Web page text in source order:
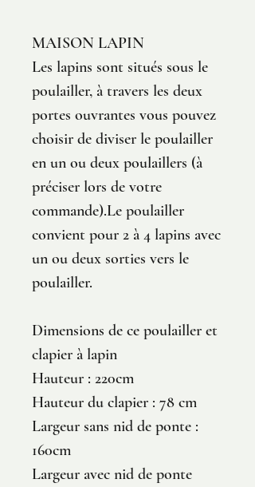
MAISON LAPIN
Les lapins sont situés sous le
poulailler, à travers les deux
portes ouvrantes vous pouvez
choisir de diviser le poulailler
en un ou deux poulaillers (à
préciser lors de votre
commande).Le poulailler
convient pour 2 à 4 lapins avec
un ou deux sorties vers le
poulailler.
Dimensions de ce poulailler et
clapier à lapin
Hauteur : 220cm
Hauteur du clapier : 78 cm
Largeur sans nid de ponte :
160cm
Largeur avec nid de ponte